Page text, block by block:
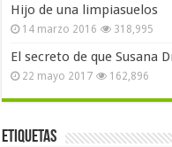
Hijo de una limpiasuelos
14 marzo 2016 318,995
El secreto de que Susana
22 mayo 2017 162,896
Etiquetas